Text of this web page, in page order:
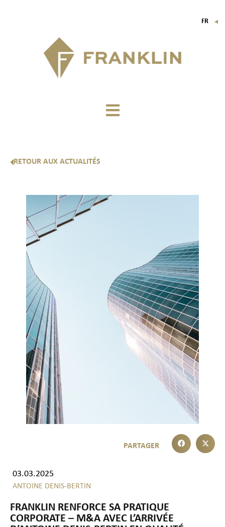
FR ▼
RETOUR AUX ACTUALITÉS
03.03.2025
ANTOINE DENIS-BERTIN
FRANKLIN RENFORCE SA PRATIQUE
CORPORATE – M&A AVEC L’ARRIVÉE